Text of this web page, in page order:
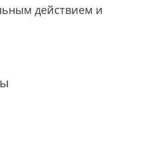
действием и